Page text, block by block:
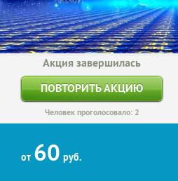
Акция завершилась
ПОВТОРИТЬ АКЦИЮ
Человек проголосовало: 2
от 60 руб.